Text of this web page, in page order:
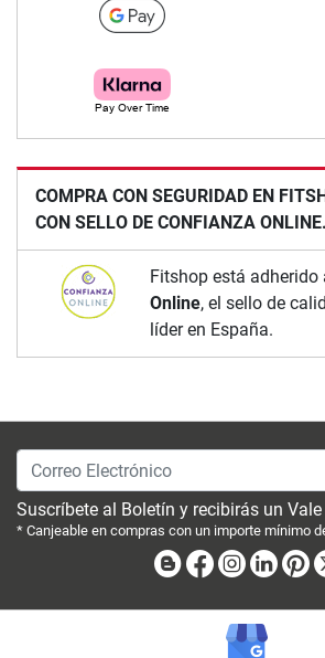
COMPRA CON SEGURIDAD EN
CON SELLO DE CONFIANZA ONLINE.
Fitshop está adherido
Online, el sello de
líder en España.
Correo Electrónico
Suscríbete al Boletín y recibirás un
* Canjeable en compras con un importe mínimo
BlogFacebook